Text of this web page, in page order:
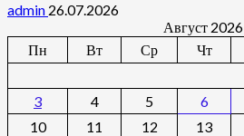
admin 26.07.2026
Август 2026
Пн
Вт Ср Чт
3
4 5 6
10
11 12 13